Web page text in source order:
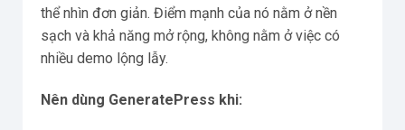
thể nhìn đơn giản. Điểm mạnh của nó nằm ở nền
sạch và khả năng mở rộng, không nằm ở việc có
nhiều demo lộng lẫy.
Nên dùng GeneratePress khi: